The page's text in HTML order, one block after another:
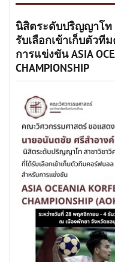
นิสิตระดับปริญญาโท
รับเลือกเข้าเก็บตัว
การแข่งขัน ASIA
CHAMPIONSHIP